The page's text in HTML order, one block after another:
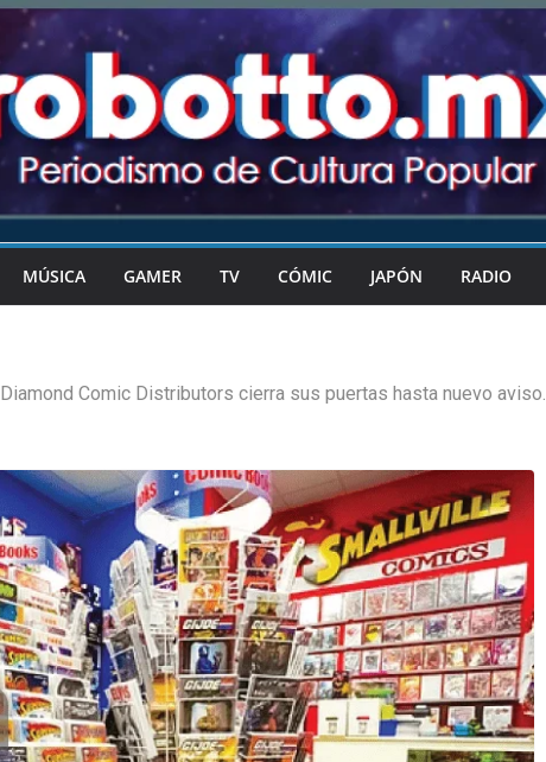
MÚSICA GAMER TV CÓMIC JAPÓN RADIO
Diamond Comic Distributors cierra sus puertas hasta nuevo aviso.